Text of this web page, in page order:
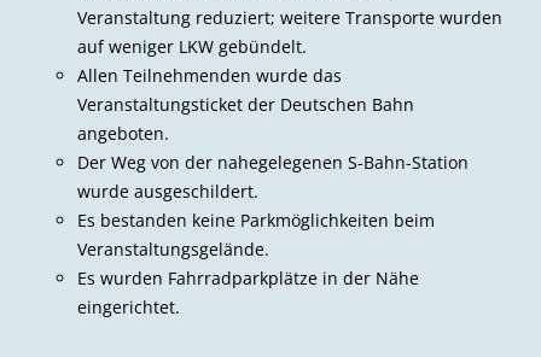
Veranstaltung reduziert; weitere Transporte wurden
auf weniger LKW gebündelt.
Allen Teilnehmenden wurde das
Veranstaltungsticket der Deutschen Bahn
angeboten.
Der Weg von der nahegelegenen S-Bahn-Station
wurde ausgeschildert.
Es bestanden keine Parkmöglichkeiten beim
Veranstaltungsgelände.
Es wurden Fahrradparkplätze in der Nähe
eingerichtet.